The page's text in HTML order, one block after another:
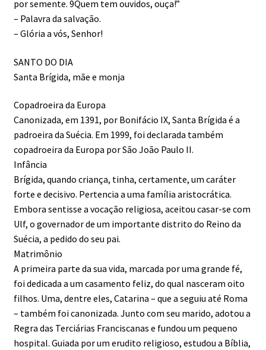
por semente. 9Quem tem ouvidos, ouça!”
– Palavra da salvação.
– Glória a vós, Senhor!
SANTO DO DIA
Santa Brígida, mãe e monja
Copadroeira da Europa
Canonizada, em 1391, por Bonifácio IX, Santa Brígida é a
padroeira da Suécia. Em 1999, foi declarada também
copadroeira da Europa por São João Paulo II.
Infância
Brígida, quando criança, tinha, certamente, um caráter
forte e decisivo. Pertencia a uma família aristocrática.
Embora sentisse a vocação religiosa, aceitou casar-se com
Ulf, o governador de um importante distrito do Reino da
Suécia, a pedido do seu pai.
Matrimônio
A primeira parte da sua vida, marcada por uma grande fé,
foi dedicada a um casamento feliz, do qual nasceram oito
filhos. Uma, dentre eles, Catarina – que a seguiu até Roma
– também foi canonizada. Junto com seu marido, adotou a
Regra das Terciárias Franciscanas e fundou um pequeno
hospital. Guiada por um erudito religioso, estudou a Bíblia,